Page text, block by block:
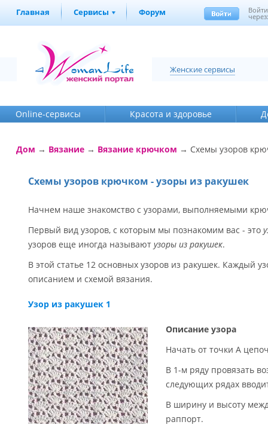
Главная Сервисы Форум Войти
Женские сервисы
Online-cервисы Красота и здоровье
Дом → Вязание → Вязание крючком → Схемы узоров
Схемы узоров крючком - узоры из ракушек
Начнем наше знакомство с узорами, выполняемыми
Первый вид узоров, с которым мы познакомим вас - это
узоров еще иногда называют узоры из ракушек.
В этой статье 12 основных узоров из ракушек. Каждый
описанием и схемой вязания.
Узор из ракушек 1
Описание узора
Начать от точки А
В 1-м ряду провязать
следующих рядах
В ширину и высоту
раппорт.